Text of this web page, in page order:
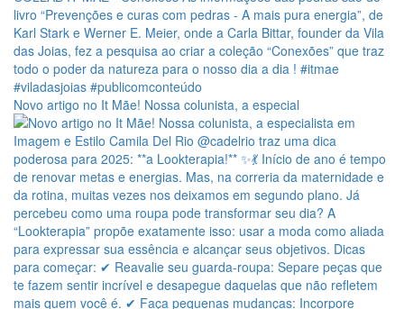
Novo artigo no It Mãe! Nossa colunista, a especial